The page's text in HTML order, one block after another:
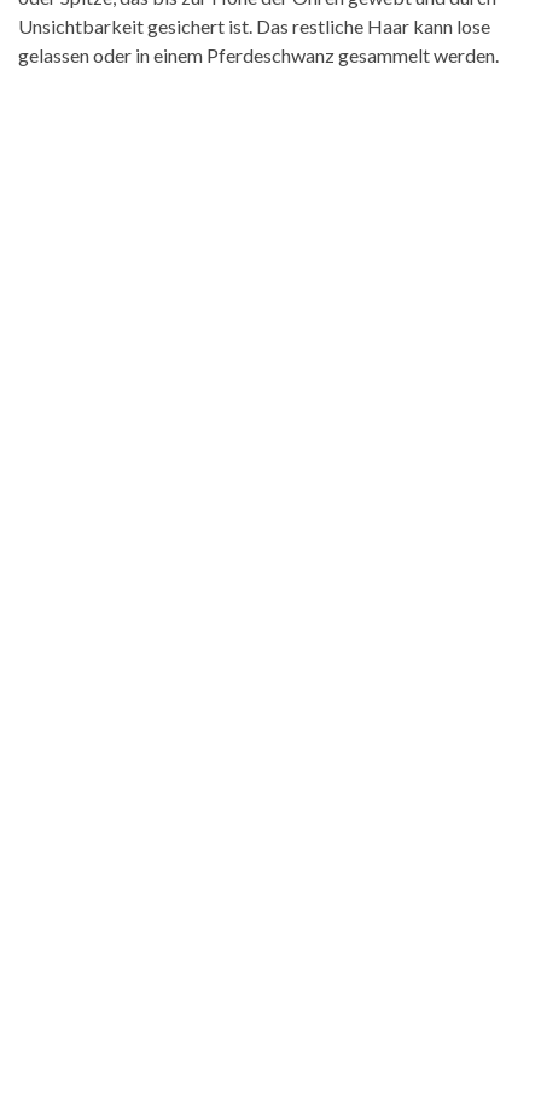
Unsichtbarkeit gesichert ist. Das restliche Haar kann lose
gelassen oder in einem Pferdeschwanz gesammelt werden.